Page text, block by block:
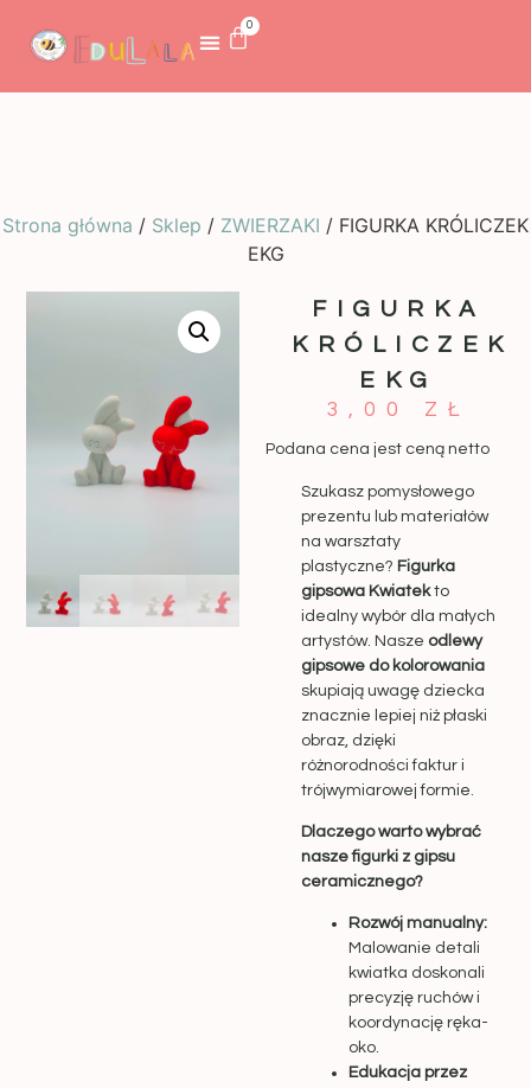
0
Strona główna / Sklep / ZWIERZAKI / FIGURKA KRÓLICZEK
EKG
FIGURKA
KRÓLICZEK
EKG
3,00 ZŁ
Podana cena jest ceną netto
Szukasz pomysłowego
prezentu lub materiałów
na warsztaty
plastyczne? Figurka
gipsowa Kwiatekto
idealny wybór dla małych
artystów. Nasze odlewy
gipsowe do kolorowania
skupiają uwagę dziecka
znacznie lepiej niż płaski
obraz, dzięki
różnorodności faktur i
trójwymiarowej formie.
Dlaczego warto wybrać
nasze figurki z gipsu
ceramicznego?
Rozwój manualny:
Malowanie detali
kwiatka doskonali
precyzję ruchów i
koordynację ręka-
oko.
Edukacja przez